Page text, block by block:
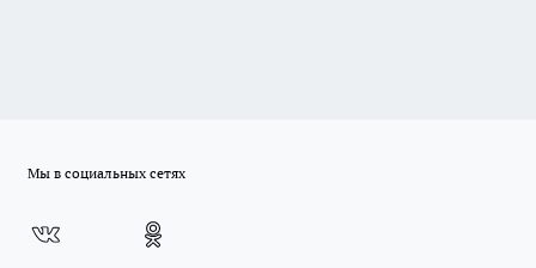
Мы в социальных сетях